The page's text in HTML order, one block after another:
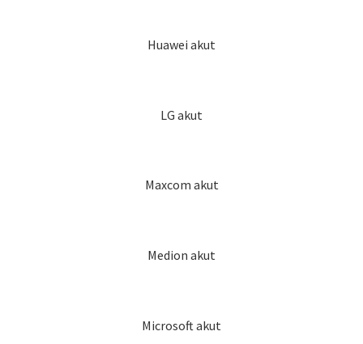
Huawei akut
LG akut
Maxcom akut
Medion akut
Microsoft akut